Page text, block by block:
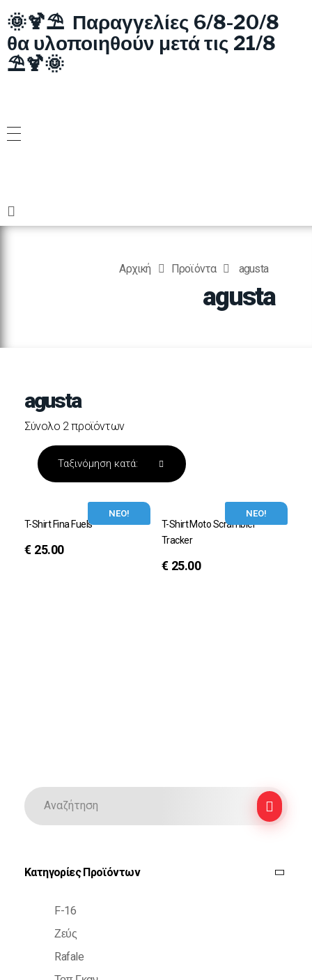
🌞🍹⛱️ Παραγγελίες 6/8-20/8
θα υλοποιηθούν μετά τις 21/8
⛱️🍹🌞
Αρχική Προϊόντα agusta
agusta
agusta
Σύνολο 2 προϊόντων
ΝΕΟ!
T-Shirt Fina Fuels
€ 25.00
ΝΕΟ!
T-Shirt Moto Scrambler
Tracker
€ 25.00
Κατηγορίες Προϊόντων
F-16
Ζεύς
Rafale